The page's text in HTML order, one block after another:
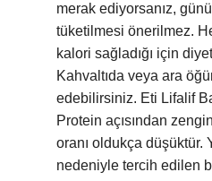
merak ediyorsanız,
tüketilmesi önerilmez.
kalori sağladığı için
Kahvaltıda veya ara
edebilirsiniz. Eti Lifalif
Protein açısından
oranı oldukça düşüktür.
nedeniyle tercih edilen